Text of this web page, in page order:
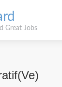
Great Jobs